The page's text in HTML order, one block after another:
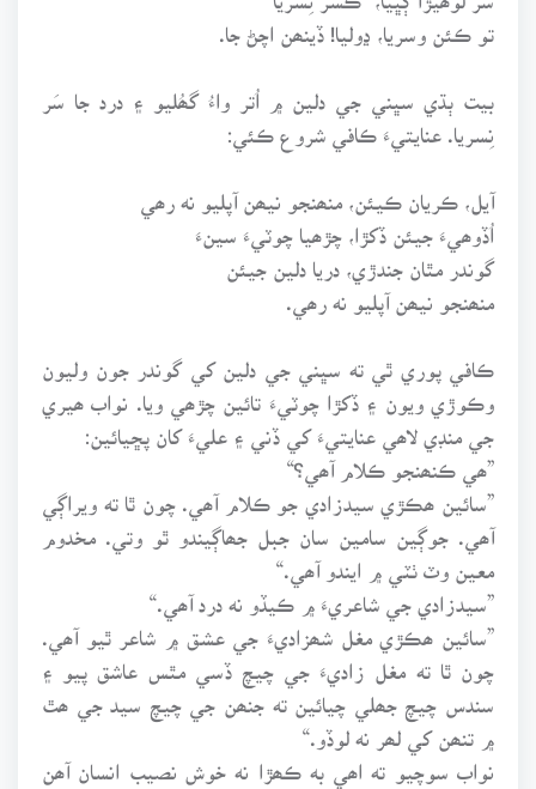
تو ڪئن وسريا، ڍوليا! ڏينھن اچڻ جا.
بيت ٻڌي سڀني جي دلين ۾ اُتر واءُ گھُليو ۽ درد جا سَر
نِسريا. عنايتيءَ ڪافي شروع ڪئي:
آيل، ڪريان ڪيئن، منھنجو نيھن آپليو نه رھي
اُڏوھيءَ جيئن ڏکڙا، چڙھيا چوٽيءَ سينءَ
گوندر مٿان جندڙي، دريا دلين جيئن
منھنجو نيھن آپليو نه رھي.
ڪافي پوري ٿي ته سڀني جي دلين کي گوندر جون وليون
وڪوڙي ويون ۽ ڏکڙا چوٽيءَ تائين چڙھي ويا. نواب ھيري
جي منڊي لاھي عنايتيءَ کي ڏني ۽ عليءَ کان پڇيائين:
”ھي ڪنھنجو ڪلام آھي؟“
”سائين ھڪڙي سيدزادي جو ڪلام آھي. چون ٿا ته ويراڳي
آھي. جوڳين سامين سان جبل جھاڳيندو ٿو وتي. مخدوم
معين وٽ ٺٽي ۾ ايندو آھي.“
”سيدزادي جي شاعريءَ ۾ ڪيڏو نه درد آھي.“
”سائين ھڪڙي مغل شھزاديءَ جي عشق ۾ شاعر ٿيو آھي.
چون ٿا ته مغل زاديءَ جي چيچ ڏسي مٿس عاشق پيو ۽
سندس چيچ جھلي چيائين ته جنھن جي چيچ سيد جي ھٿ
۾ تنھن کي لھر نه لوڏو.“
نواب سوچيو ته اھي به ڪھڙا نه خوش نصيب انسان آھن